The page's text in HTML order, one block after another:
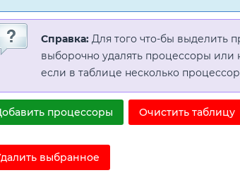
Справка: Для того что-бы выделить
выборочно удалять процессоры или
если в таблице несколько
процессоры Очистить таблицу
выбранное